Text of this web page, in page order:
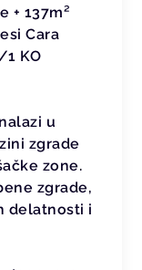
+ 137m²
Cara
1 KO
u
zgrade
zone.
zgrade,
delatnosti i